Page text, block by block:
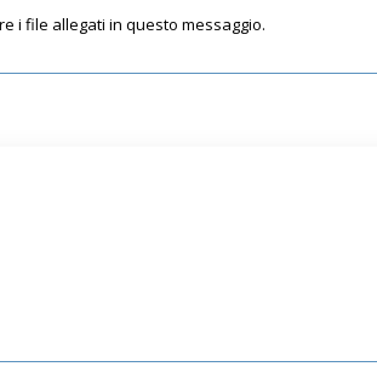
i file allegati in questo messaggio.